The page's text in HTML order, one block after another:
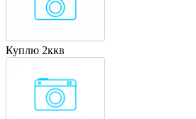
Куплю 2ккв